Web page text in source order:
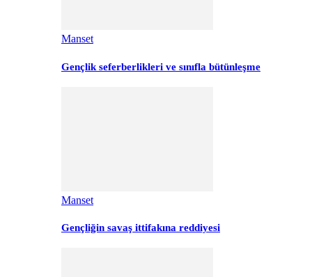
Manset
Gençlik seferberlikleri ve sınıfla bütünleşme
Manset
Gençliğin savaş ittifakına reddiyesi